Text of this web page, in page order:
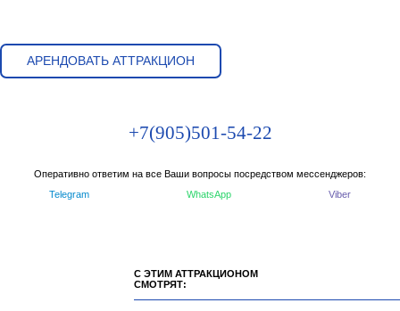
АРЕНДОВАТЬ АТТРАКЦИОН
+7(905)501-54-22
Оперативно ответим на все Ваши вопросы посредством мессенджеров:
Telegram
WhatsApp Viber
С ЭТИМ АТТРАКЦИОНОМ
СМОТРЯТ: